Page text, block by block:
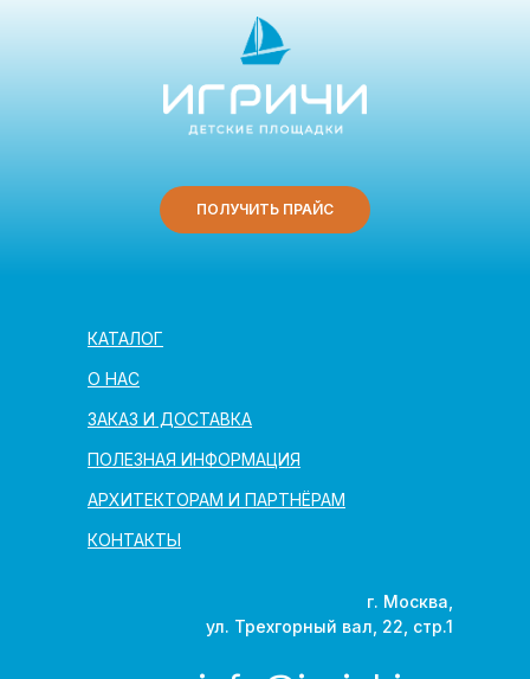
АРХИТЕКТОРАМ И ПАРТНЁРАМ
КОНТАКТЫ
ПОЛЕЗНАЯ ИНФОРМАЦИЯ
ЗАКАЗ И ДОСТАВКА
О НАС
КАТАЛОГ
г. Москва,
ул. Трехгорный вал, 22, стр.1
ПОЛУЧИТЬ ПРАЙС